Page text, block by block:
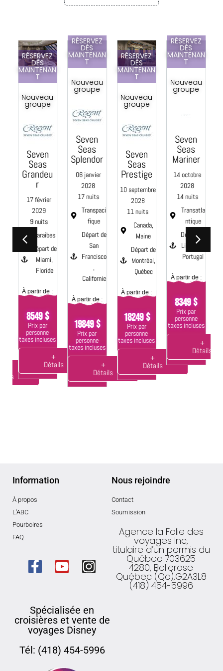
RÉSERVEZ
DÈS
MAINTENAN
T
Nouveau
groupe
Seven
Seas
Grandeu
r
17 février
2029
9 nuits
Caraibes
Départ de
Miami,
Floride
À partir de :
8549 $
Prix par
personne
taxes incluses
+
Détails
RÉSERVEZ
DÈS
MAINTENAN
T
Nouveau
groupe
Seven
Seas
Splendor
06 janvier
2028
17 nuits
Transpaci
fique
Départ de
San
Francisco
,
Californie
À partir de :
19849 $
Prix par
personne
taxes incluses
+
Détails
RÉSERVEZ
DÈS
MAINTENAN
T
Nouveau
groupe
Seven
Seas
Prestige
10 septembre
2028
11 nuits
Canada,
Maine
Départ de
Montréal,
Québec
À partir de :
18249 $
Prix par
personne
taxes incluses
+
Détails
RÉSERVEZ
DÈS
MAINTENAN
T
Nouveau
groupe
Seven
Seas
Mariner
14 octobre
2028
14 nuits
Transatla
ntique
Départ de
Lisbonne,
Portugal
À partir de :
8349 $
Prix par
personne
taxes incluses
+
Détails
Information
À propos
L'ABC
Pourboires
FAQ
Nous rejoindre
Contact
Soumission
Agence la Folie des
voyages Inc,
titulaire d’un permis du
Québec 703625
4280, Bellerose
Québec (Qc),G2A3L8
(418) 454-5996
Spécialisée en
croisières et vente de
voyages Disney
Tél: (418) 454-5996